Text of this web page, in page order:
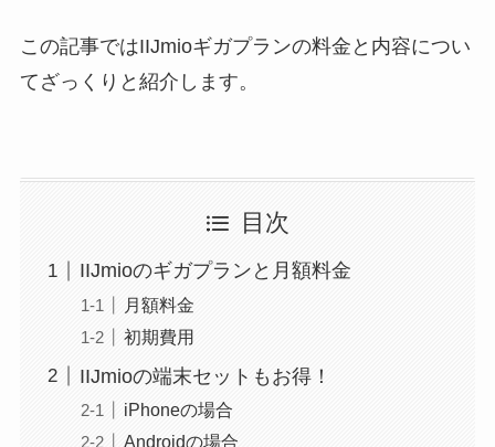
この記事ではIIJmioギガプランの料金と内容につい
てざっくりと紹介します。
目次
IIJmioのギガプランと月額料金
月額料金
初期費用
IIJmioの端末セットもお得！
iPhoneの場合
Androidの場合